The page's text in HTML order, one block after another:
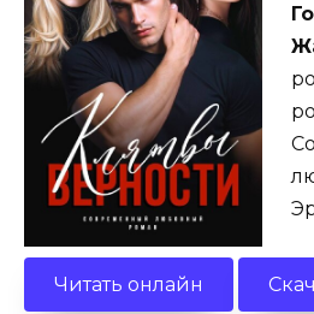
Читать онлайн